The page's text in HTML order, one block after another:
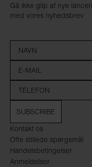
Kontakt os
Ofte stillede spørgsmål
Handelsbetingelser
Anmeldelser
Gå ikke glip af nye
med vores nyhedsbrev
SUBSCRIBE